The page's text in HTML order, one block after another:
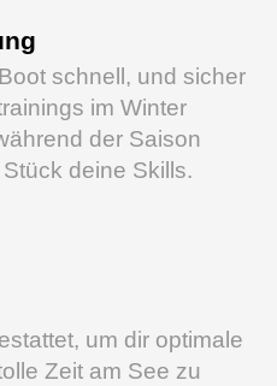
schnell, und sicher
im Winter
der Saison
deine Skills.
um dir optimale
Zeit am See zu